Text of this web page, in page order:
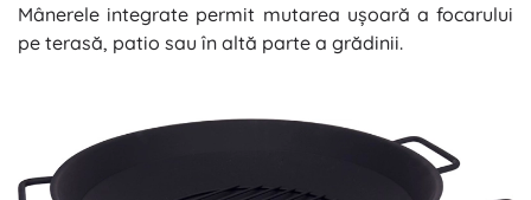
Mânerele integrate permit mutarea ușoară a focarului
pe terasă, patio sau în altă parte a grădinii.